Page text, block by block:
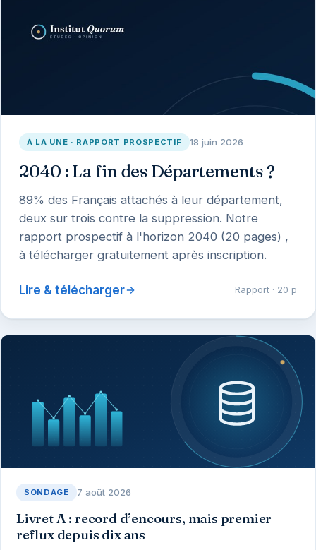
À LA UNE · RAPPORT PROSPECTIF 18 juin 2026
2040 : La fin des Départements ?
89% des Français attachés à leur département,
deux sur trois contre la suppression. Notre
rapport prospectif à l'horizon 2040 (20 pages) ,
à télécharger gratuitement après inscription.
Lire & télécharger Rapport · 20 p
SONDAGE 7 août 2026
Livret A : record d’encours, mais premier
reflux depuis dix ans